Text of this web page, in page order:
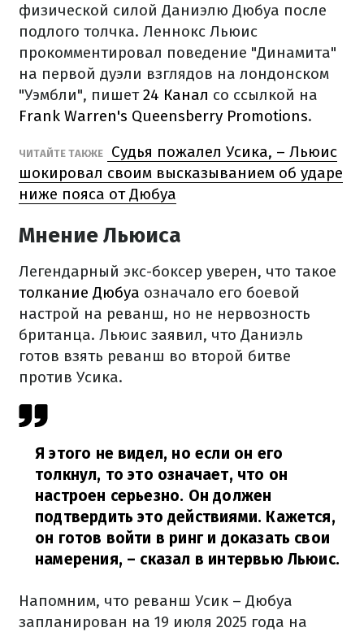
физической силой Даниэлю Дюбуа после
подлого толчка. Леннокс Льюис
прокомментировал поведение "Динамита"
на первой дуэли взглядов на лондонском
"Уэмбли", пишет24 Канал со ссылкой на
Frank Warren's Queensberry Promotions.
ЧИТАЙТЕ ТАКЖЕ
Судья пожалел Усика, – Льюис
шокировал своим высказыванием об ударе
ниже пояса от Дюбуа
Мнение Льюиса
Легендарный экс-боксер уверен, что такое
толкание Дюбуа означало его боевой
настрой на реванш, но не нервозность
британца. Льюис заявил, что Даниэль
готов взять реванш во второй битве
против Усика.
Я этого не видел, но если он его
толкнул, то это означает, что он
настроен серьезно. Он должен
подтвердить это действиями. Кажется,
он готов войти в ринг и доказать свои
намерения, – сказал в интервью Льюис.
Напомним, что реванш Усик – Дюбуа
запланирован на 19 июля 2025 года на